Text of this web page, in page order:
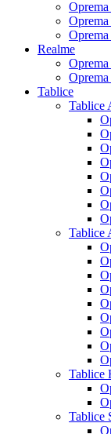
Realme
Tablice
Tablice
Tablice
Tablice
Tablice